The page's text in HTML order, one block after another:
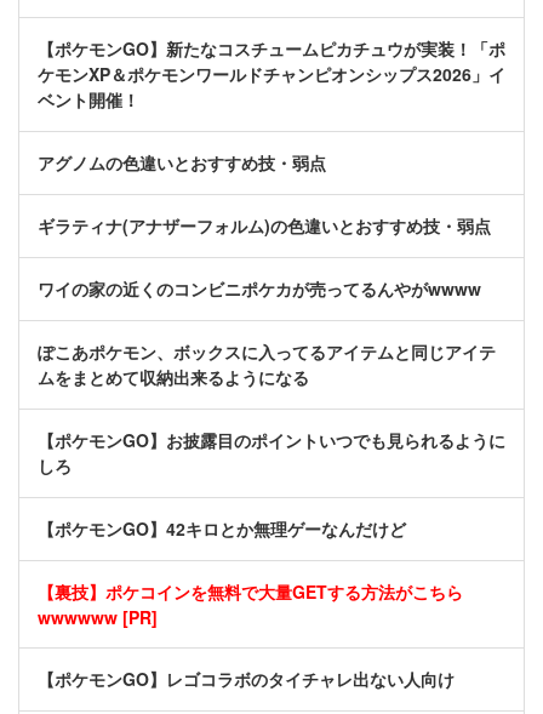
【ポケモンGO】新たなコスチュームピカチュウが実装！「ポ
ケモンXP＆ポケモンワールドチャンピオンシップス2026」イ
ベント開催！
アグノムの色違いとおすすめ技・弱点
ギラティナ(アナザーフォルム)の色違いとおすすめ技・弱点
ワイの家の近くのコンビニポケカが売ってるんやがwwww
ぽこあポケモン、ボックスに入ってるアイテムと同じアイテ
ムをまとめて収納出来るようになる
【ポケモンGO】お披露目のポイントいつでも見られるように
しろ
【ポケモンGO】42キロとか無理ゲーなんだけど
【裏技】ポケコインを無料で大量GETする方法がこちら
wwwwww [PR]
【ポケモンGO】レゴコラボのタイチャレ出ない人向け